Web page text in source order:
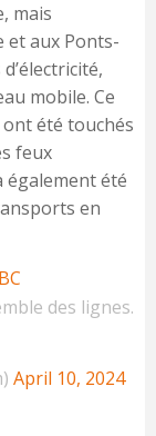
mais
et aux Ponts-
mobile. Ce
été touchés
feux
été
en
des lignes.
April 10, 2024